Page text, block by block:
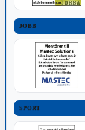
JOBB
SPORT